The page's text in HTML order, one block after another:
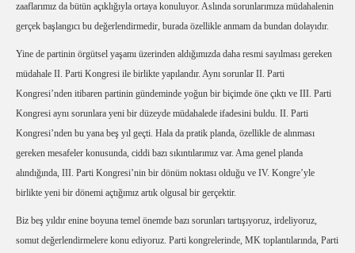
zaaflarımız da bütün açıklığıyla ortaya konuluyor. Aslında sorunlarımıza müdahalenin
gerçek başlangıcı bu değerlendirmedir, burada özellikle anmam da bundan dolayıdır.
Yine de partinin örgütsel yaşamı üzerinden aldığımızda daha resmi sayılması gereken
müdahale II. Parti Kongresi ile birlikte yapılandır. Aynı sorunlar II. Parti
Kongresi’nden itibaren partinin gündeminde yoğun bir biçimde öne çıktı ve III. Parti
Kongresi aynı sorunlara yeni bir düzeyde müdahalede ifadesini buldu. II. Parti
Kongresi’nden bu yana beş yıl geçti. Hala da pratik planda, özellikle de alınması
gereken mesafeler konusunda, ciddi bazı sıkıntılarımız var. Ama genel planda
alındığında, III. Parti Kongresi’nin bir dönüm noktası olduğu ve IV. Kongre’yle
birlikte yeni bir dönemi açtığımız artık olgusal bir gerçektir.
Biz beş yıldır enine boyuna temel önemde bazı sorunları tartışıyoruz, irdeliyoruz,
somut değerlendirmelere konu ediyoruz. Parti kongrelerinde, MK toplantılarında, Parti